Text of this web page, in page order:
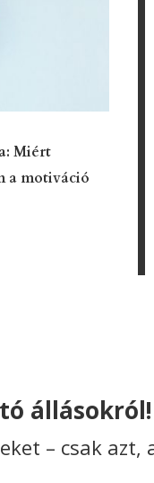
Miért
a motiváció
állásokról!
– csak azt,